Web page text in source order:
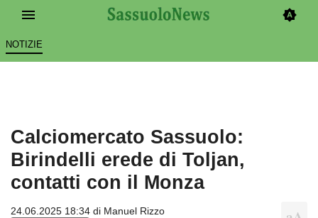
NOTIZIE
Calciomercato Sassuolo:
Birindelli erede di Toljan,
contatti con il Monza
24.06.2025 18:34 di Manuel Rizzo